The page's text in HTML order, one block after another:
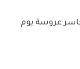
عروسة يوم